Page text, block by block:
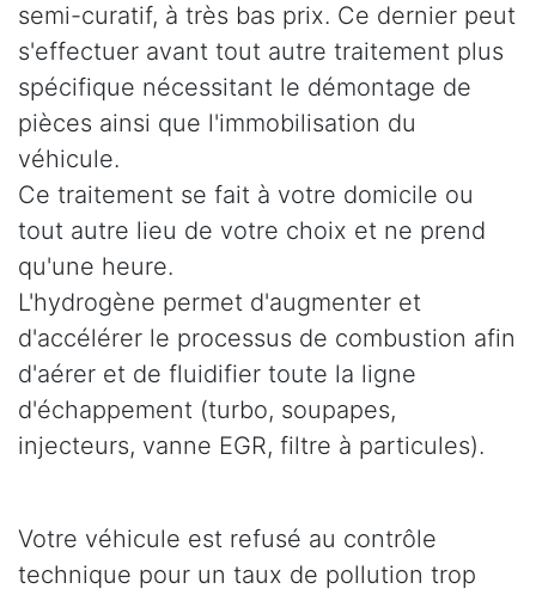
semi-curatif, à très bas prix. Ce dernier peut
s'effectuer avant tout autre traitement plus
spécifique nécessitant le démontage de
pièces ainsi que l'immobilisation du
véhicule.
Ce traitement se fait à votre domicile ou
tout autre lieu de votre choix et ne prend
qu'une heure.
L'hydrogène permet d'augmenter et
d'accélérer le processus de combustion afin
d'aérer et de fluidifier toute la ligne
d'échappement (turbo, soupapes,
injecteurs, vanne EGR, filtre à particules).
Votre véhicule est refusé au contrôle
technique pour un taux de pollution trop